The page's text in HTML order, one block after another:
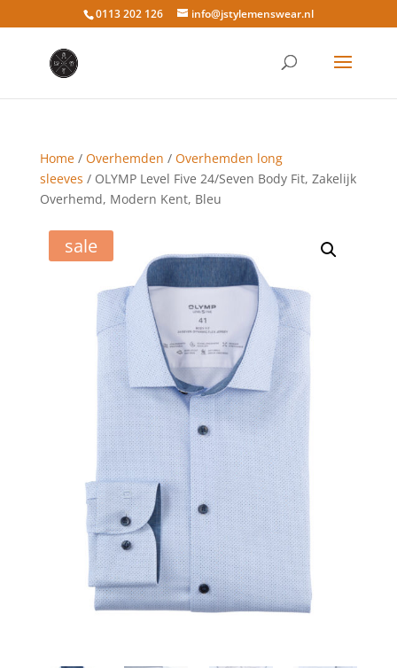
0113 202 126 info@jstylemenswear.nl
Home/ Overhemden / Overhemden long
sleeves / OLYMP Level Five 24/Seven Body Fit, Zakelijk
Overhemd, Modern Kent, Bleu
sale